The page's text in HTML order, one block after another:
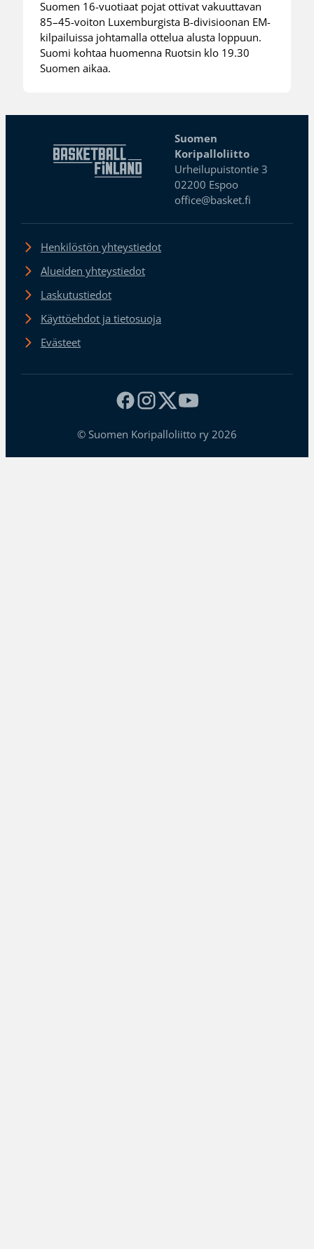
Suomen 16-vuotiaat pojat ottivat vakuuttavan
85–45-voiton Luxemburgista B-divisioonan EM-
kilpailuissa johtamalla ottelua alusta loppuun.
Suomi kohtaa huomenna Ruotsin klo 19.30
Suomen aikaa.
Suomen
Koripalloliitto
Urheilupuistontie 3
02200 Espoo
office@basket.fi
Henkilöstön yhteystiedot
Alueiden yhteystiedot
Laskutustiedot
Käyttöehdot ja tietosuoja
Evästeet
© Suomen Koripalloliitto ry 2026